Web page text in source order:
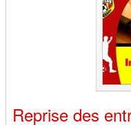
Reprise des